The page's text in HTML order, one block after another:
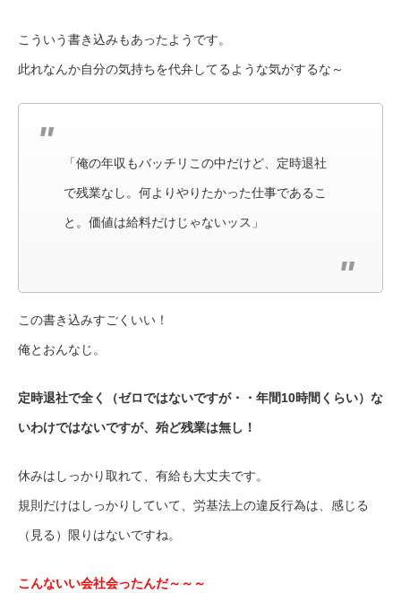
こういう書き込みもあったようです。
此れなんか自分の気持ちを代弁してるような気がするな～
「俺の年収もバッチリこの中だけど、定時退社
で残業なし。何よりやりたかった仕事であるこ
と。価値は給料だけじゃないッス」
この書き込みすごくいい！
俺とおんなじ。
定時退社で全く（ゼロではないですが・・年間10時間くらい）な
いわけではないですが、殆ど残業は無し！
休みはしっかり取れて、有給も大丈夫です。
規則だけはしっかりしていて、労基法上の違反行為は、感じる
（見る）限りはないですね。
こんないい会社会ったんだ～～～